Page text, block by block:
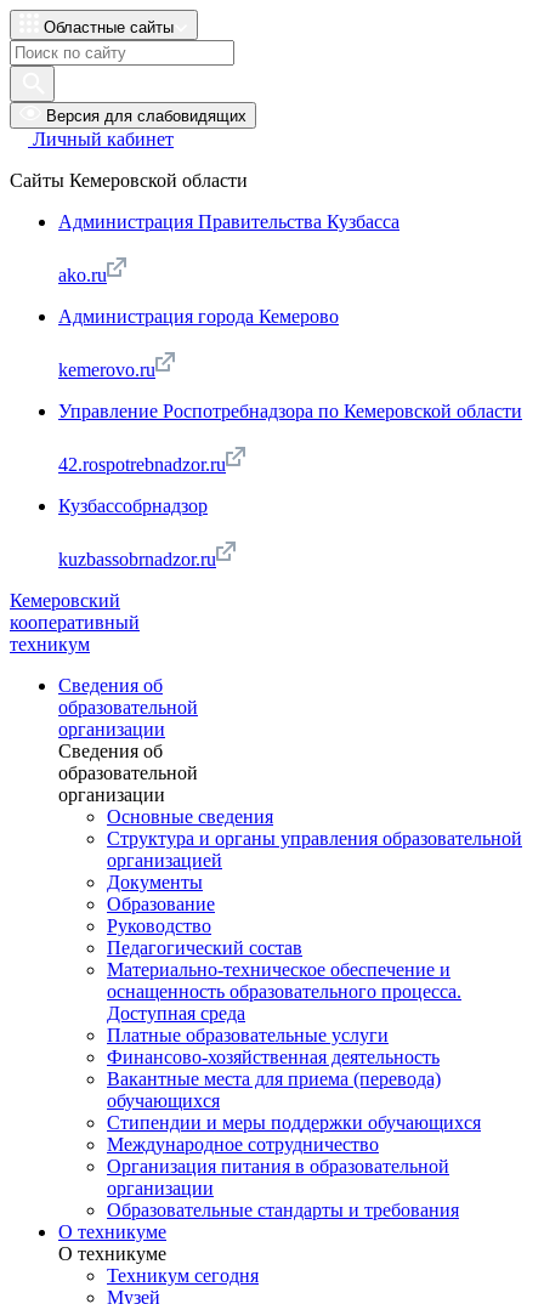
Областные сайты
Версия для слабовидящих
Личный кабинет
Сайты Кемеровской области
Администрация Правительства Кузбасса
ako.ru
Администрация города Кемерово
kemerovo.ru
Управление Роспотребнадзора по Кемеровской области
42.rospotrebnadzor.ru
Кузбассобрнадзор
kuzbassobrnadzor.ru
Кемеровский
кооперативный
техникум
Сведения об
образовательной
организации
Сведения об
образовательной
организации
Основные сведения
Структура и органы управления образовательной
организацией
Документы
Образование
Руководство
Педагогический состав
Материально-техническое обеспечение и
оснащенность образовательного процесса.
Доступная среда
Платные образовательные услуги
Финансово-хозяйственная деятельность
Вакантные места для приема (перевода)
обучающихся
Стипендии и меры поддержки обучающихся
Международное сотрудничество
Организация питания в образовательной
организации
Образовательные стандарты и требования
О техникуме
О техникуме
Техникум сегодня
Музей